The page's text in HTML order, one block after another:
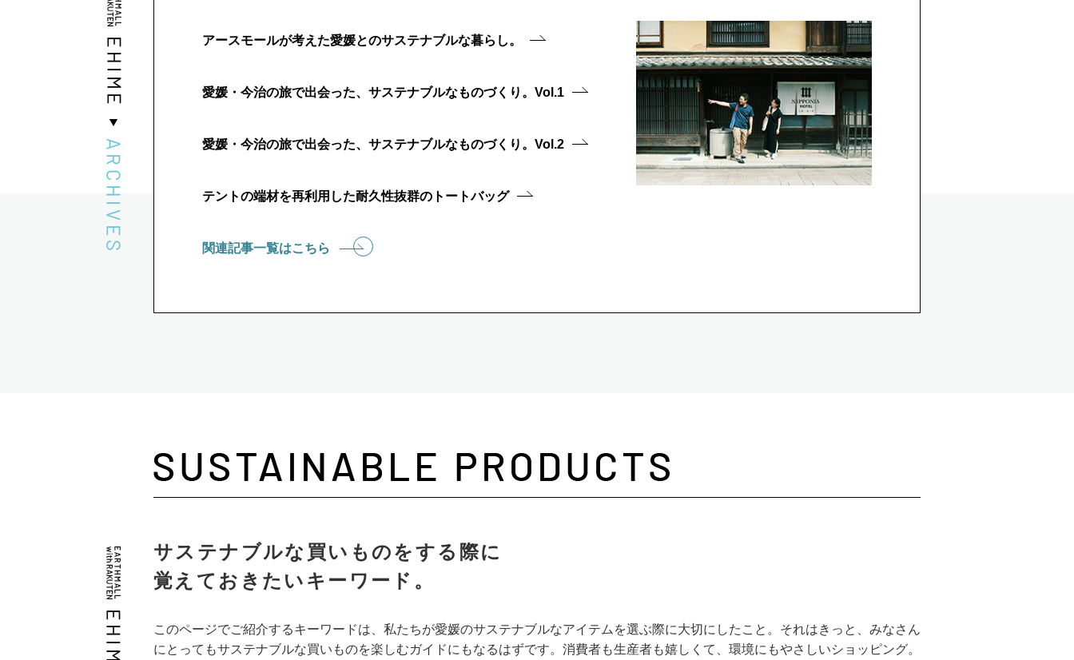
アースモールが考えた愛媛とのサステナブルな暮らし。
愛媛・今治の旅で出会った、サステナブルなものづくり。Vol.1
愛媛・今治の旅で出会った、サステナブルなものづくり。Vol.2
テントの端材を再利用した耐久性抜群のトートバッグ
関連記事一覧はこちら
サステナブルな買いものをする際に
覚えておきたいキーワード。
このページでご紹介するキーワードは、私たちが愛媛のサステナブルなアイテムを選ぶ際に大切にしたこと。それはきっと、みなさん
にとってもサステナブルな買いものを楽しむガイドにもなるはずです。消費者も生産者も嬉しくて、環境にもやさしいショッピング。